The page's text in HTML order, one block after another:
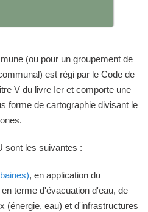
(ou pour un groupement de
est régi par le Code de
V du livre Ier et comporte une
forme de cartographie divisant le
sont les suivantes :
, en application du
terme d'évacuation d'eau, de
(énergie, eau) et d'infrastructures